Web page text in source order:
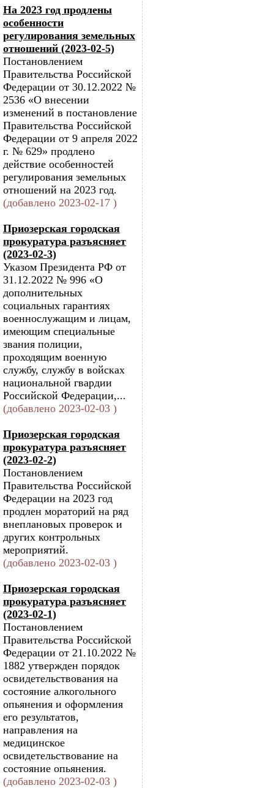
На 2023 год продлены
особенности
регулирования земельных
отношений (2023-02-5)
Постановлением
Правительства Российской
Федерации от 30.12.2022 №
2536 «О внесении
изменений в постановление
Правительства Российской
Федерации от 9 апреля 2022
г. № 629» продлено
действие особенностей
регулирования земельных
отношений на 2023 год.
(добавлено 2023-02-17 )
Приозерская городская
прокуратура разъясняет
(2023-02-3)
Указом Президента РФ от
31.12.2022 № 996 «О
дополнительных
социальных гарантиях
военнослужащим и лицам,
имеющим специальные
звания полиции,
проходящим военную
службу, службу в войсках
национальной гвардии
Российской Федерации,...
(добавлено 2023-02-03 )
Приозерская городская
прокуратура разъясняет
(2023-02-2)
Постановлением
Правительства Российской
Федерации на 2023 год
продлен мораторий на ряд
внеплановых проверок и
других контрольных
мероприятий.
(добавлено 2023-02-03 )
Приозерская городская
прокуратура разъясняет
(2023-02-1)
Постановлением
Правительства Российской
Федерации от 21.10.2022 №
1882 утвержден порядок
освидетельствования на
состояние алкогольного
опьянения и оформления
его результатов,
направления на
медицинское
освидетельствование на
состояние опьянения.
(добавлено 2023-02-03 )